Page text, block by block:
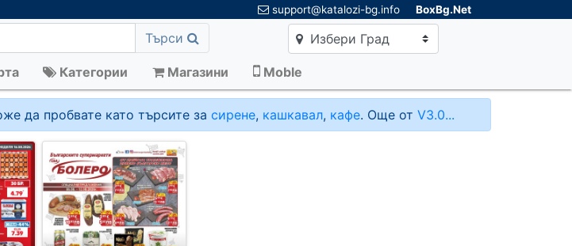
support@katalozi-bg.info BoxBg.Net
Търси Избери Град
Категории Магазини Moble
×
да пробвате като търсите за сирене, кашкавал, кафе. Още от V3.0...